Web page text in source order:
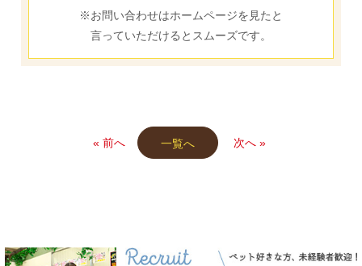
※お問い合わせはホームページを見たと
言っていただけるとスムーズです。
« 前へ 一覧へ 次へ »